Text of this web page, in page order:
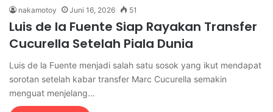
nakamotoy Juni 16, 2026 51
Luis de la Fuente Siap Rayakan Transfer
Cucurella Setelah Piala Dunia
Luis de la Fuente menjadi salah satu sosok yang ikut mendapat
sorotan setelah kabar transfer Marc Cucurella semakin
menguat menjelang…